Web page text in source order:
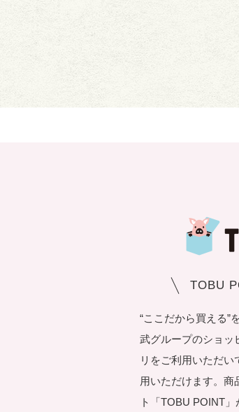
TOBU
“ここだから買える”
武グループのショッ
リをご利用いただい
用いただけます。商
ト「TOBU POINT